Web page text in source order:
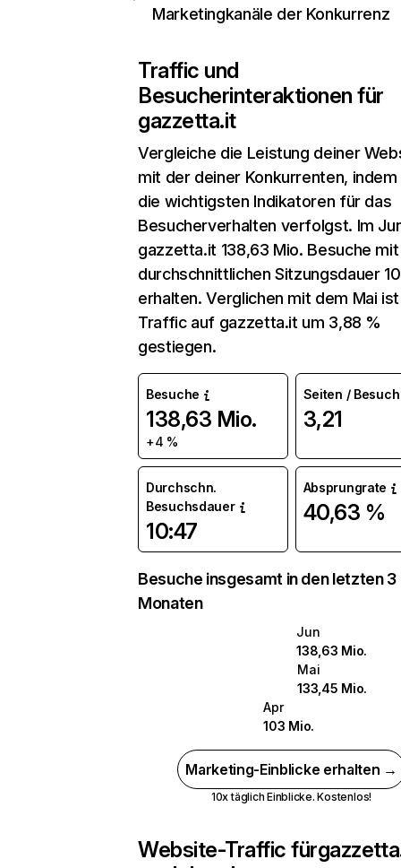
Marketingkanäle der Konkurrenz
Traffic und
Besucherinteraktionen für
gazzetta.it
Vergleiche die Leistung deiner
mit der deiner Konkurrenten, indem
die wichtigsten Indikatoren für das
Besucherverhalten verfolgst. Im
gazzetta.it 138,63 Mio. Besuche
durchschnittlichen Sitzungsdauer
erhalten. Verglichen mit dem Mai
Traffic auf gazzetta.it um 3,88 %
gestiegen.
Besuche
138,63 Mio.
+4 %
Seiten / Besuch
3,21
Durchschn.
Besuchsdauer
10:47
Absprungrate
40,63 %
Besuche insgesamt in den letzten 3
Monaten
Jun
138,63 Mio.
Mai
133,45 Mio.
Apr
103 Mio.
Marketing-Einblicke erhalten →
10x täglich Einblicke. Kostenlos!
Website-Traffic für